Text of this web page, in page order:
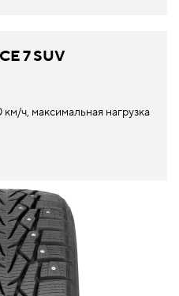
7 SUV
ч, максимальная нагрузка